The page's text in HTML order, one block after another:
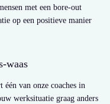
met een bore-out
op een positieve manier
waas
van onze coaches in
werksituatie graag anders